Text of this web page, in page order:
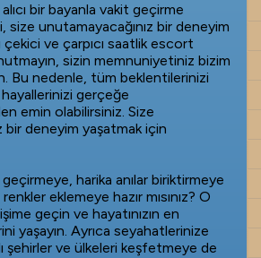
bir bayanla vakit geçirme
size unutamayacağınız bir deneyim
ve çarpıcı saatlik escort
sizin memnuniyetiniz bizim
Bu nedenle, tüm beklentilerinizi
hayallerinizi gerçeğe
emin olabilirsiniz. Size
bir deneyim yaşatmak için
harika anılar biriktirmeye
eklemeye hazır mısınız? O
geçin ve hayatınızın en
yaşayın. Ayrıca seyahatlerinize
şehirler ve ülkeleri keşfetmeye de